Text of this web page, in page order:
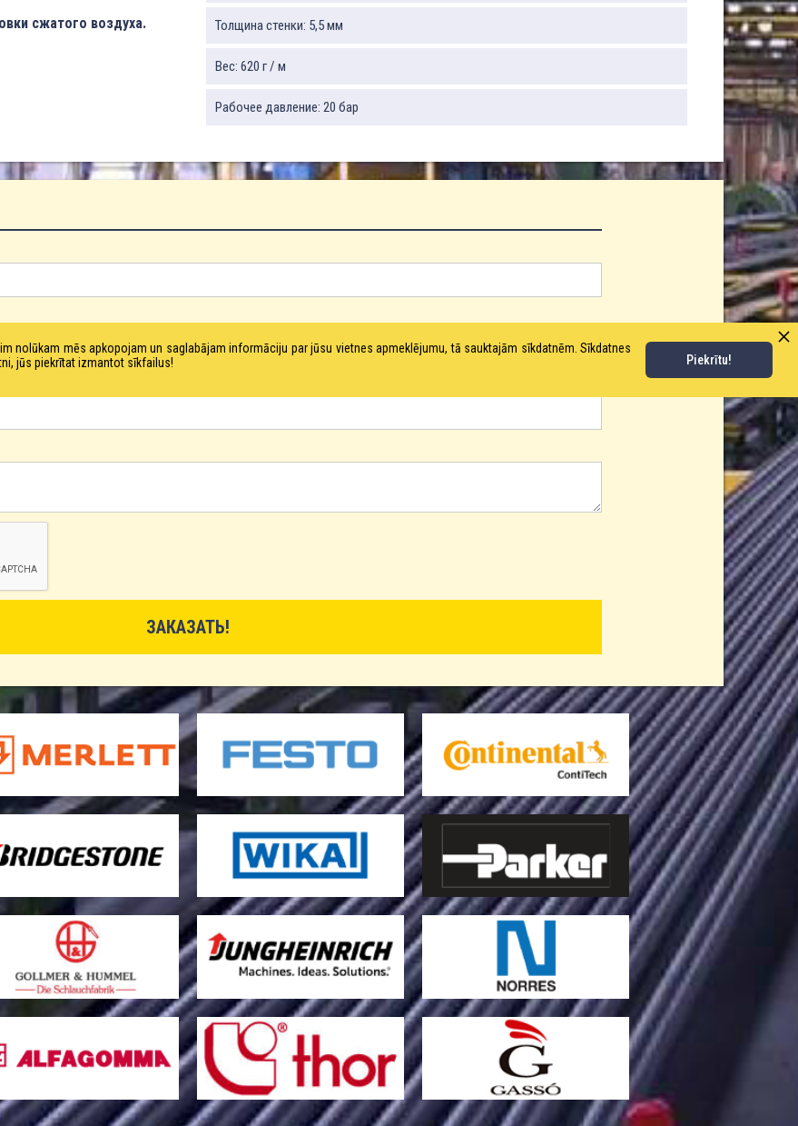
сжатого воздуха. Толщина стенки: 5,5 мм
Вес: 620 г / м
Рабочее давление: 20 бар
nolūkam mēs apkopojam un saglabājam informāciju par jūsu vietnes apmeklējumu, tā sauktajām sīkdatnēm. Sīkdatnes
jūs piekrītat izmantot sīkfailus!
Piekrītu!